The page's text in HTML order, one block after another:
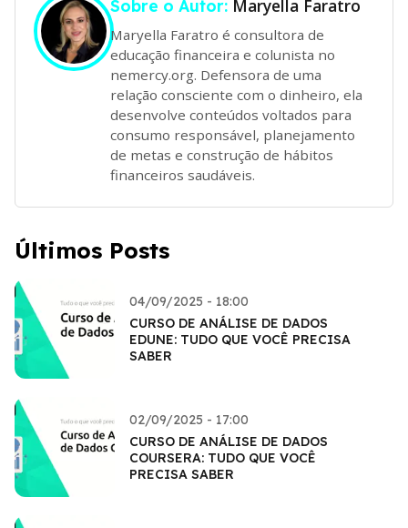
Sobre o Autor: Maryella Faratro
Maryella Faratro é consultora de
educação financeira e colunista no
nemercy.org. Defensora de uma
relação consciente com o dinheiro, ela
desenvolve conteúdos voltados para
consumo responsável, planejamento
de metas e construção de hábitos
financeiros saudáveis.
Últimos Posts
04/09/2025 - 18:00
CURSO DE ANÁLISE DE DADOS
EDUNE: TUDO QUE VOCÊ PRECISA
SABER
02/09/2025 - 17:00
CURSO DE ANÁLISE DE DADOS
COURSERA: TUDO QUE VOCÊ
PRECISA SABER